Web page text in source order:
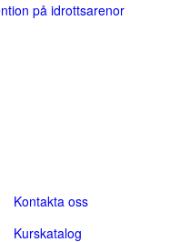
på idrottsarenor
Kontakta oss
Kurskatalog